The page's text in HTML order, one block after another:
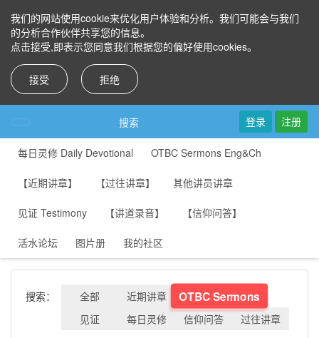
我们的网站使用cookie来优化用户体验和分析。我们可能会与我们
的分析合作伙伴共享您的信息。
点击接受,即表示您同意我们根据您的偏好使用cookies。
接受 拒绝
搜索 登录 注册
每日灵修 Daily Devotional OTBC Sermons Eng&Ch
【近期讲章】 【过往讲章】 其他讲员讲章
见证 Testimony 【讲道录音】 【信仰问答】
活水论坛 图片册 我的社区
搜索： 全部 近期讲章 OTBC Sermons
见证 每日灵修 信仰问答 过往讲章